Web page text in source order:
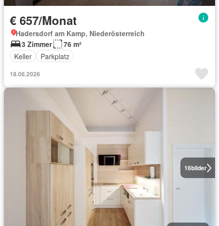
€ 657/Monat
Hadersdorf am Kamp, Niederösterreich
3 Zimmer
76 m²
Keller
Parkplatz
18.06.2026
16bilder